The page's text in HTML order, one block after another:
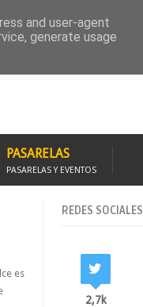
REPORTAJE
PASARELAS
PASARELAS Y EVENTOS
es
REDES SOCIALES
2,7k
and user-agent
generate usage